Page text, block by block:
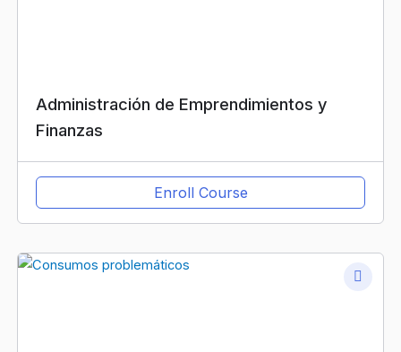
Administración de Emprendimientos y
Finanzas
Enroll Course